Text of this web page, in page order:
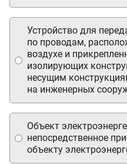
Устройство для
по проводам,
воздухе и
изолирующих
несущим
на инженерных
Объект
непосредственное
объекту